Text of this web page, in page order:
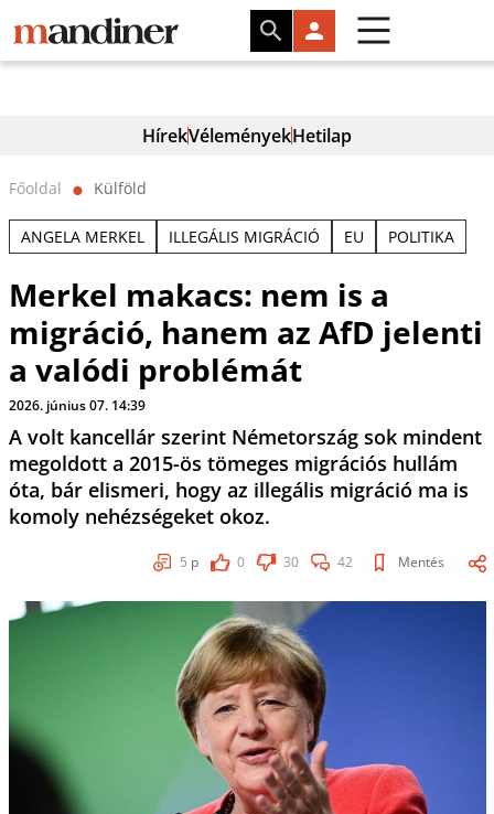
HírekVéleményekHetilap
Főoldal ⬤ Külföld
ANGELA MERKEL ILLEGÁLIS MIGRÁCIÓ EU POLITIKA
Merkel makacs: nem is a
migráció, hanem az AfD jelenti
a valódi problémát
2026. június 07. 14:39
A volt kancellár szerint Németország sok mindent
megoldott a 2015-ös tömeges migrációs hullám
óta, bár elismeri, hogy az illegális migráció ma is
komoly nehézségeket okoz.
5 p 0 30 42 Mentés